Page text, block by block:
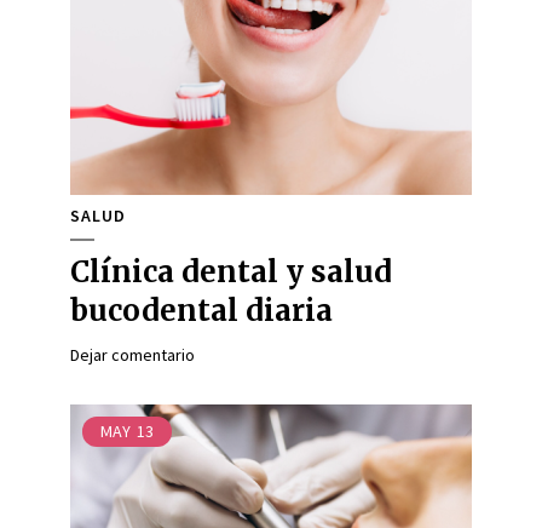
SALUD
Clínica dental y salud
bucodental diaria
Dejar comentario
MAY 13